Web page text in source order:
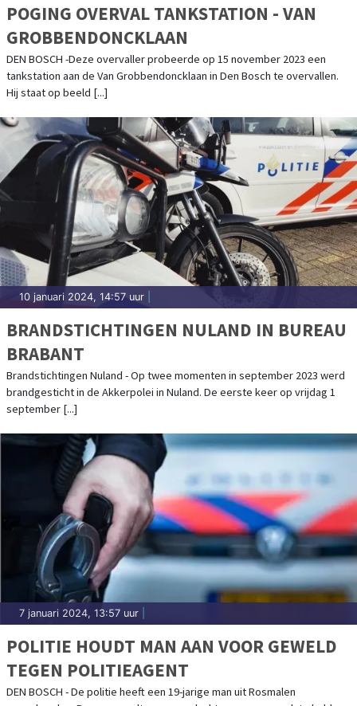
POGING OVERVAL TANKSTATION - VAN
GROBBENDONCKLAAN
DEN BOSCH -Deze overvaller probeerde op 15 november 2023 een
tankstation aan de Van Grobbendoncklaan in Den Bosch te overvallen.
Hij staat op beeld [...]
10 januari 2024, 14:57 uur
BRANDSTICHTINGEN NULAND IN BUREAU
BRABANT
Brandstichtingen Nuland - Op twee momenten in september 2023 werd
brandgesticht in de Akkerpolei in Nuland. De eerste keer op vrijdag 1
september [...]
7 januari 2024, 13:57 uur
POLITIE HOUDT MAN AAN VOOR GEWELD
TEGEN POLITIEAGENT
DEN BOSCH - De politie heeft een 19-jarige man uit Rosmalen